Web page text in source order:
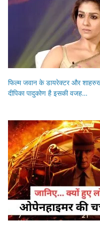
फिल्म जवान के डायरेक्टर और
दीपिका पादुकोण है इसकी वजह…